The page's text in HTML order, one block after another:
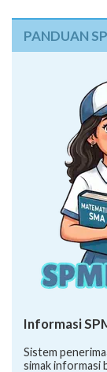
PANDUAN
Informasi
Sistem
simak informasi